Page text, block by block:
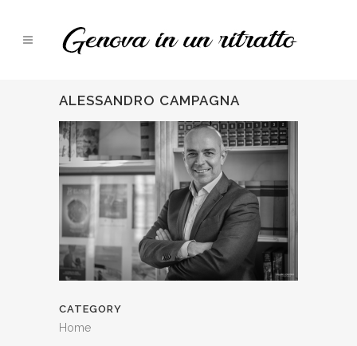
ALESSANDRO CAMPAGNA
CATEGORY
Home